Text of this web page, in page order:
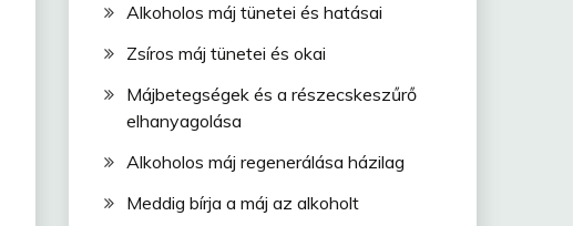
Alkoholos máj tünetei és hatásai
Zsíros máj tünetei és okai
Májbetegségek és a részecskeszűrő
elhanyagolása
Alkoholos máj regenerálása házilag
Meddig bírja a máj az alkoholt